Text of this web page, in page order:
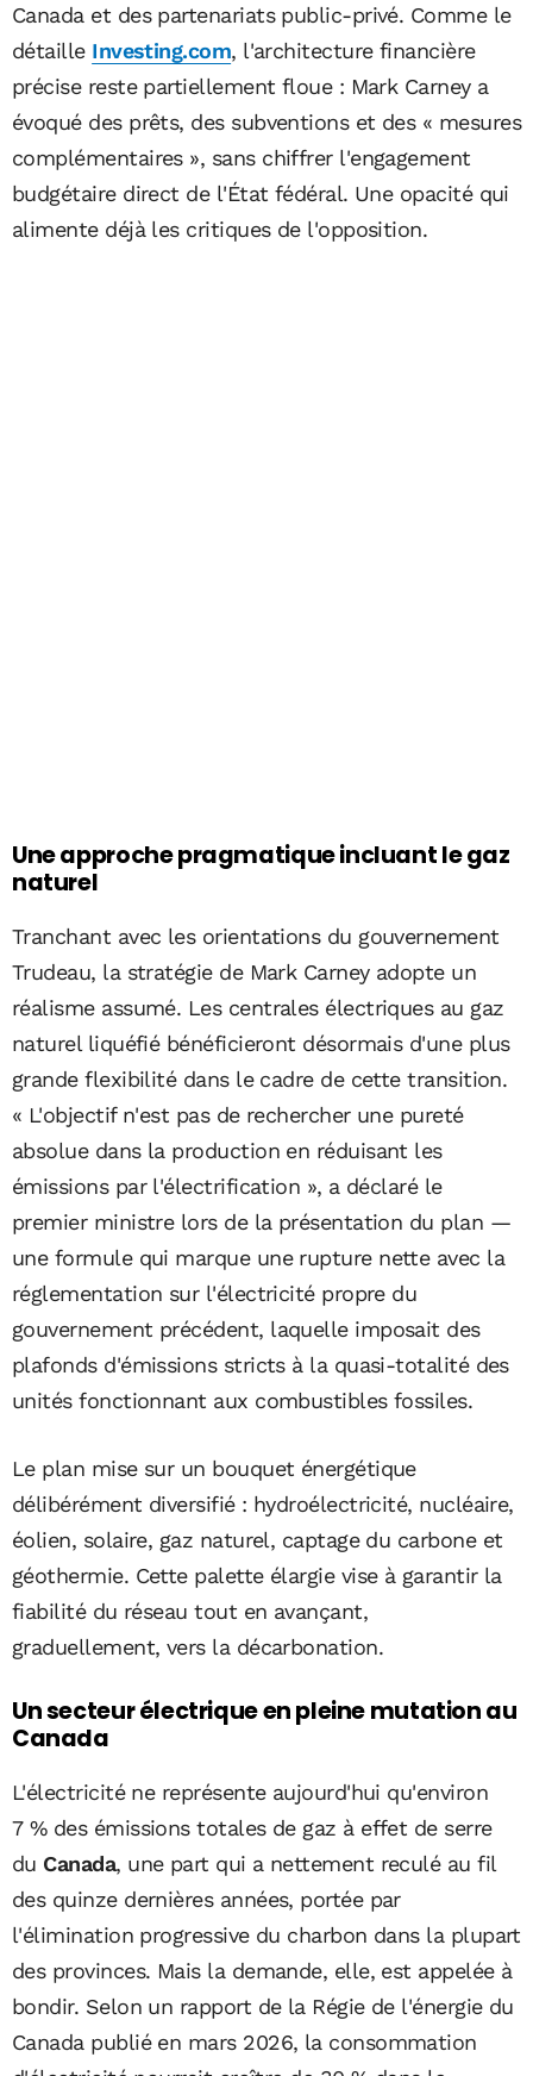
Canada et des partenariats public-privé. Comme le
détaille Investing.com, l'architecture financière
précise reste partiellement floue : Mark Carney a
évoqué des prêts, des subventions et des « mesures
complémentaires », sans chiffrer l'engagement
budgétaire direct de l'État fédéral. Une opacité qui
alimente déjà les critiques de l'opposition.
Une approche pragmatique incluant le gaz
naturel
Tranchant avec les orientations du gouvernement
Trudeau, la stratégie de Mark Carney adopte un
réalisme assumé. Les centrales électriques au gaz
naturel liquéfié bénéficieront désormais d'une plus
grande flexibilité dans le cadre de cette transition.
« L'objectif n'est pas de rechercher une pureté
absolue dans la production en réduisant les
émissions par l'électrification », a déclaré le
premier ministre lors de la présentation du plan —
une formule qui marque une rupture nette avec la
réglementation sur l'électricité propre du
gouvernement précédent, laquelle imposait des
plafonds d'émissions stricts à la quasi-totalité des
unités fonctionnant aux combustibles fossiles.
Le plan mise sur un bouquet énergétique
délibérément diversifié : hydroélectricité, nucléaire,
éolien, solaire, gaz naturel, captage du carbone et
géothermie. Cette palette élargie vise à garantir la
fiabilité du réseau tout en avançant,
graduellement, vers la décarbonation.
Un secteur électrique en pleine mutation au
Canada
L'électricité ne représente aujourd'hui qu'environ
7 % des émissions totales de gaz à effet de serre
du Canada, une part qui a nettement reculé au fil
des quinze dernières années, portée par
l'élimination progressive du charbon dans la plupart
des provinces. Mais la demande, elle, est appelée à
bondir. Selon un rapport de la Régie de l'énergie du
Canada publié en mars 2026, la consommation